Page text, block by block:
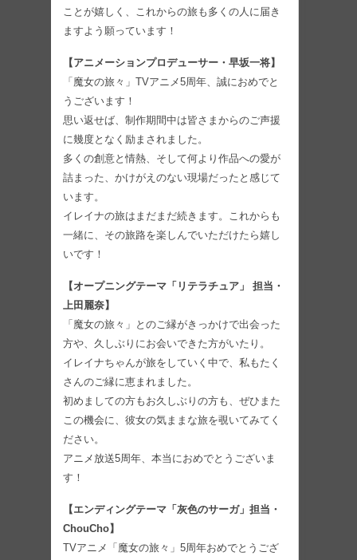
ことが嬉しく、これからの旅も多くの人に届き
ますよう願っています！
【アニメーションプロデューサー・早坂一将】
「魔女の旅々」TVアニメ5周年、誠におめでと
うございます！
思い返せば、制作期間中は皆さまからのご声援
に幾度となく励まされました。
多くの創意と情熱、そして何より作品への愛が
詰まった、かけがえのない現場だったと感じて
います。
イレイナの旅はまだまだ続きます。これからも
一緒に、その旅路を楽しんでいただけたら嬉し
いです！
【オープニングテーマ「リテラチュア」 担当・
上田麗奈】
「魔女の旅々」とのご縁がきっかけで出会った
方や、久しぶりにお会いできた方がいたり。
イレイナちゃんが旅をしていく中で、私もたく
さんのご縁に恵まれました。
初めましての方もお久しぶりの方も、ぜひまた
この機会に、彼女の気ままな旅を覗いてみてく
ださい。
アニメ放送5周年、本当におめでとうございま
す！
【エンディングテーマ「灰色のサーガ」担当・
ChouCho】
TVアニメ「魔女の旅々」5周年おめでとうござ